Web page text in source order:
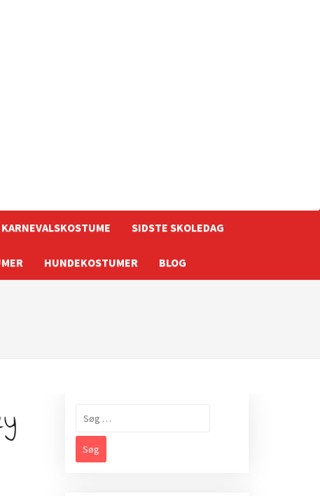
KARNEVALSKOSTUME SIDSTE SKOLEDAG
HUNDEKOSTUMER BLOG
efter: